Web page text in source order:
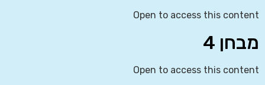
Open to access this content
מבחן 4
Open to access this content